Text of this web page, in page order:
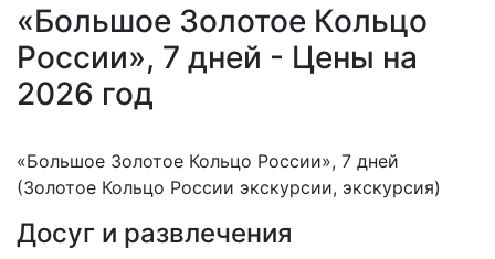
«Большое Золотое Кольцо
России», 7 дней - Цены на
2026 год
«Большое Золотое Кольцо России», 7 дней
(Золотое Кольцо России экскурсии, экскурсия)
Досуг и развлечения